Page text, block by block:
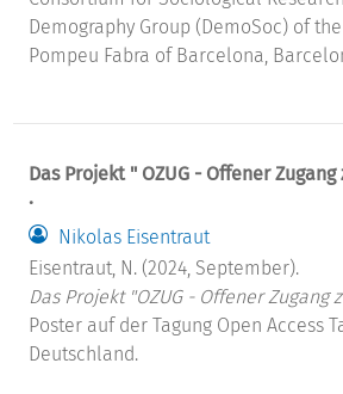
Demography Group (DemoSoc) of
Pompeu Fabra of Barcelona,
Das Projekt " OZUG - Offener
.
Nikolas Eisentraut
Eisentraut, N. (2024, September).
Das Projekt "OZUG - Offener Zugang
Poster auf der Tagung Open Access
Deutschland.